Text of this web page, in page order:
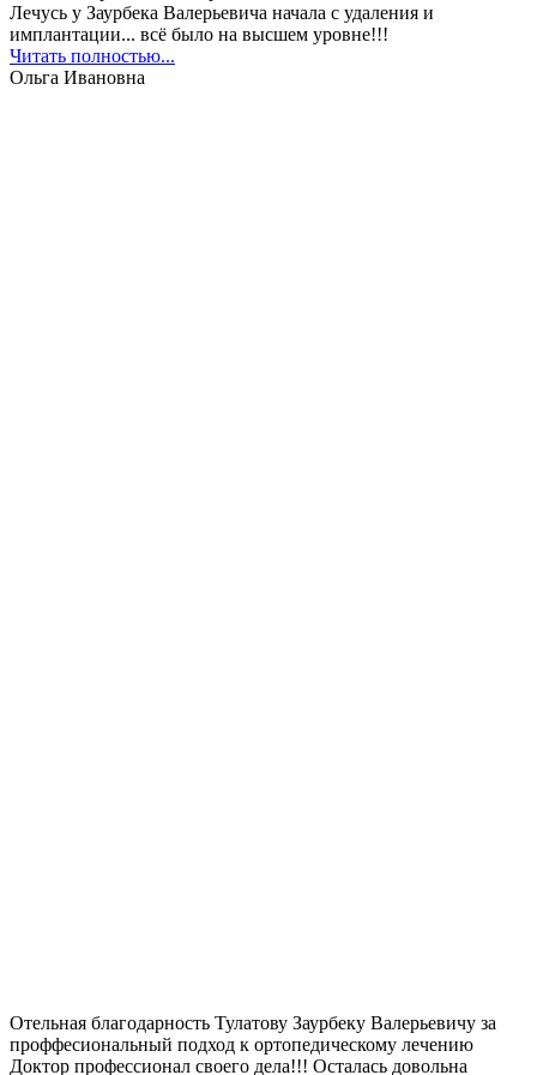
Лечусь у Заурбека Валерьевича начала с удаления и
имплантации... всё было на высшем уровне!!!
Читать полностью...
Ольга Ивановна
Отельная благодарность Тулатову Заурбеку Валерьевичу за
проффесиональный подход к ортопедическому лечению
Доктор профессионал своего дела!!! Осталась довольна